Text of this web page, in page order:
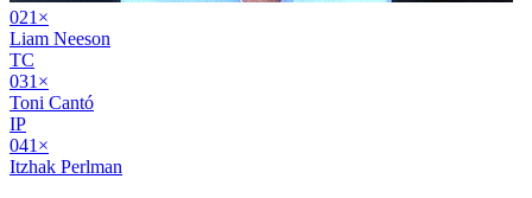
021 ×
Liam Neeson
TC
031 ×
Toni Cantó
IP
041 ×
Itzhak Perlman